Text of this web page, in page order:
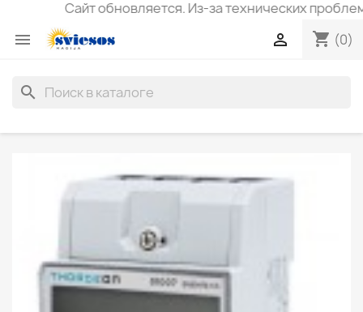
Сайт обновляется. Из-за технических проблем
 shopping_cart (0)

search